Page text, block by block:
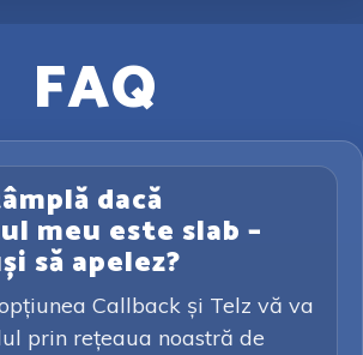
FAQ
dacă
meu este slab –
să apelez?
Callback și Telz vă va
prin rețeaua noastră de